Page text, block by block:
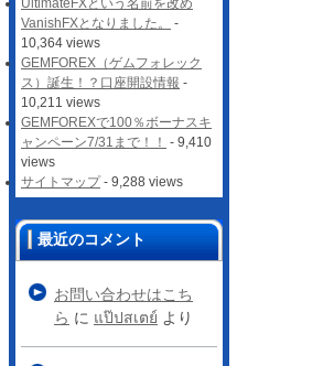
VanishFXとなりました。
-
10,364 views
GEMFOREX（ゲムフォレック
ス）誕生！？口座開設情報 -
10,211 views
GEMFOREXで100％ボーナスキ
ャンペーン7/31まで！！ - 9,410
views
サイトマップ- 9,288 views
最近のコメント
お問い合わせはこち
ら に แป๊ปสเตย์ より